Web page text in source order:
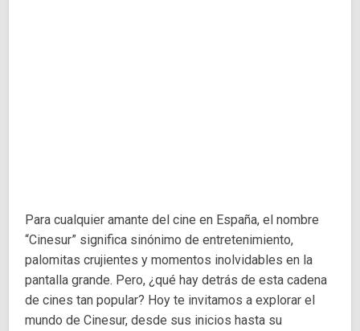
Para cualquier amante del cine en España, el nombre
“Cinesur” significa sinónimo de entretenimiento,
palomitas crujientes y momentos inolvidables en la
pantalla grande. Pero, ¿qué hay detrás de esta cadena
de cines tan popular? Hoy te invitamos a explorar el
mundo de Cinesur, desde sus inicios hasta su